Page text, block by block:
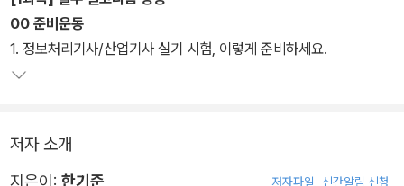
00 준비운동
1. 정보처리기사/산업기사 실기 시험, 이렇게 준비하세요.
저자 소개
지은이: 한기준 저자파일 신간알림 신청